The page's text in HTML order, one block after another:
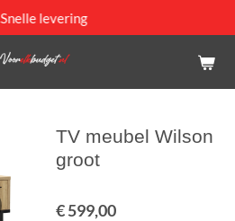
Snelle levering
TV meubel Wilson
groot
€ 599,00